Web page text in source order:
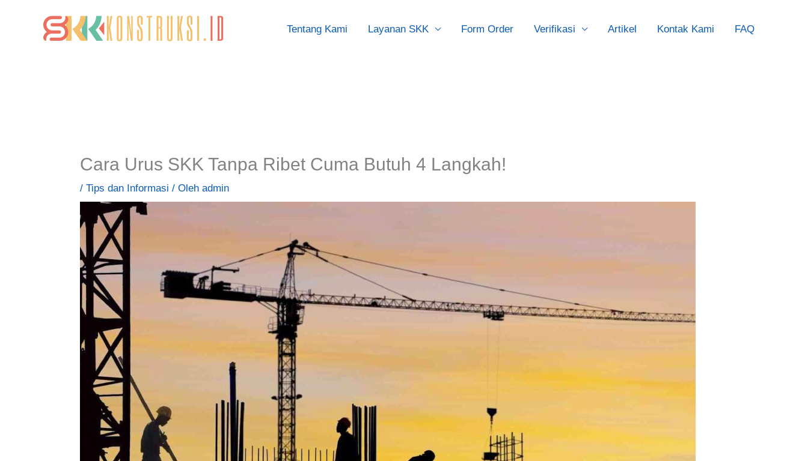
Tentang Kami Layanan SKK Form Order Verifikasi Artikel Kontak Kami FAQ
Cara Urus SKK Tanpa Ribet Cuma Butuh 4 Langkah!
/Tips dan Informasi / Olehadmin